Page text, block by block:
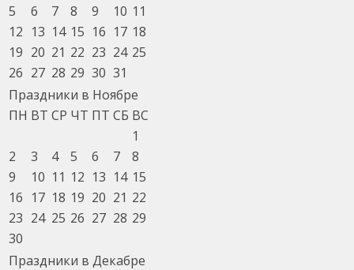
5
6 7 8 9 10 11
12 13 14 15 16 17 18
19 20 21 22 23 24 25
26 27 28 29 30 31
Праздники в Ноябре
ПН ВТ СР ЧТ ПТ СБ ВС
1
2
3 4 5 6 7
8
9
10 11 12 13 14 15
16 17 18 19 20 21 22
23 24 25 26 27 28 29
30
Праздники в Декабре